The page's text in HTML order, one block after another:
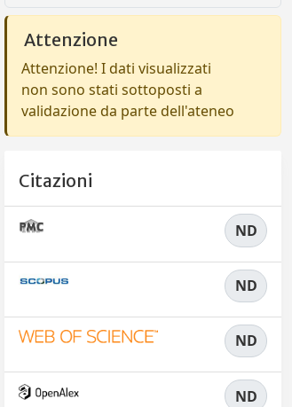
Attenzione
Attenzione! I dati visualizzati
non sono stati sottoposti a
validazione da parte dell'ateneo
Citazioni
ND
ND
ND
ND